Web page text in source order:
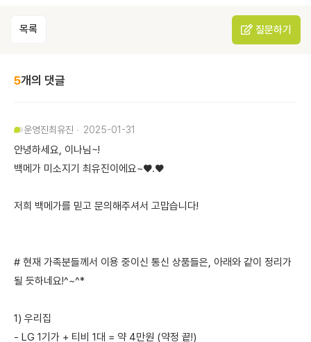
목록 질문하기
5개의 댓글
운영진최유진 2025-01-31
안녕하세요, 이나님~!
백메가 미소지기 최유진이에요~♥.♥
저희 백메가를 믿고 문의해주셔서 고맙습니다!
# 현재 가족분들께서 이용 중이신 통신 상품들은, 아래와 같이 정리가
될 듯하네요!^~^*
1) 우리집
- LG 1기가 + 티비 1대 = 약 4만원 (약정 끝!)